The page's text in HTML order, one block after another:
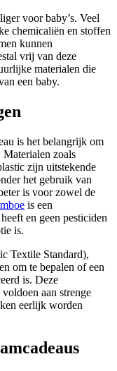
voor baby’s. Veel
chemicaliën en stoffen
kunnen
vrij van deze
materialen die
een baby.
is het belangrijk om
Materialen zoals
zijn uitstekende
het gebruik van
is voor zowel de
is een
en geen pesticiden
is.
Textile Standard),
om te bepalen of een
is. Deze
aan strenge
eerlijk worden